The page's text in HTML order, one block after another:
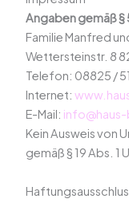
Angaben gemäß §
Familie Manfred
Wettersteinstr. 8
Telefon: 08825 /
Internet:
E-Mail:
Kein Ausweis von
gemäß § 19 Abs. 1